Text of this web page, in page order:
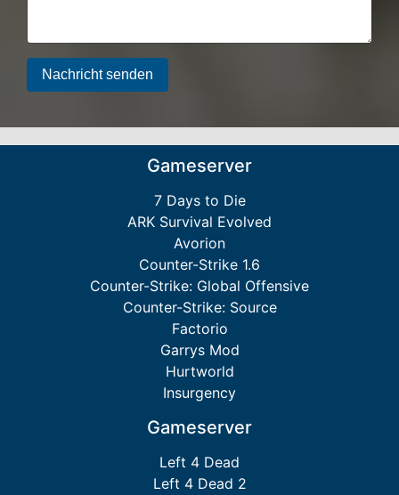
Nachricht senden
Gameserver
7 Days to Die
ARK Survival Evolved
Avorion
Counter-Strike 1.6
Counter-Strike: Global Offensive
Counter-Strike: Source
Factorio
Garrys Mod
Hurtworld
Insurgency
Gameserver
Left 4 Dead
Left 4 Dead 2